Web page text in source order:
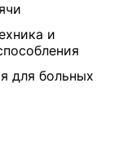
и
для больных